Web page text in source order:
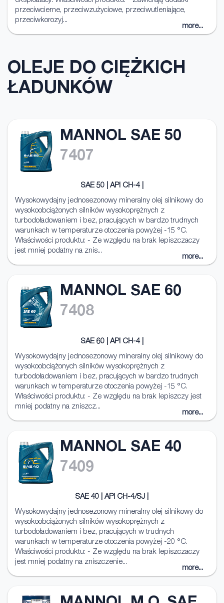
przeciwcierne, przeciwzużyciowe, przeciwutleniające,
przeciwkorozyj...
more...
OLEJE DO CIĘŻKICH
ŁADUNKÓW
MANNOL SAE 50
7407
SAE 50 | API CH-4 |
Wysokowydajny jednosezonowy mineralny olej silnikowy do
wysokoobciążonych silników wysokoprężnych z
turbodoładowaniem i bez, pracujących w bardzo trudnych
warunkach w temperaturze otoczenia powyżej -15 °C.
Właściwości produktu: - Ze względu na brak lepiszczaczy
jest mniej podatny na znis...
more...
MANNOL SAE 60
7408
SAE 60 | API CH-4 |
Wysokowydajny jednosezonowy mineralny olej silnikowy do
wysokoobciążonych silników wysokoprężnych z
turbodoładowaniem i bez, pracujących w bardzo trudnych
warunkach w temperaturze otoczenia powyżej -15 °C.
Właściwości produktu: - Ze względu na brak lepiszczy jest
mniej podatny na zniszcz...
more...
MANNOL SAE 40
7409
SAE 40 | API CH-4/SJ |
Wysokowydajny jednosezonowy mineralny olej silnikowy do
wysokoobciążonych silników wysokoprężnych z
turbodoładowaniem i bez, pracujących w trudnych
warunkach w temperaturze otoczenia powyżej -20 °C.
Właściwości produktu: - Ze względu na brak lepiszczaczy
jest mniej podatny na zniszczenie...
more...